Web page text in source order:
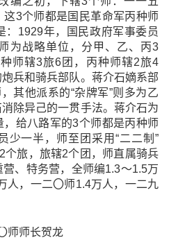
3个师都是国民革命军丙种师
：1929年，国民政府军事委员
为战略单位，分甲、乙、丙3
师辖3旅6团，丙种师辖2旅4
兵和骑兵部队。蒋介石嫡系部
其他派系的“杂牌军”则多为乙
除异己的一贯手法。蒋介石为
给八路军的3个师都是丙种师
少一半，师至团采用“二二制”
2个旅，旅辖2个团，师直属骑兵
、特务营，全师编1.3～1.5万
人，一二〇师1.4万人，一二九